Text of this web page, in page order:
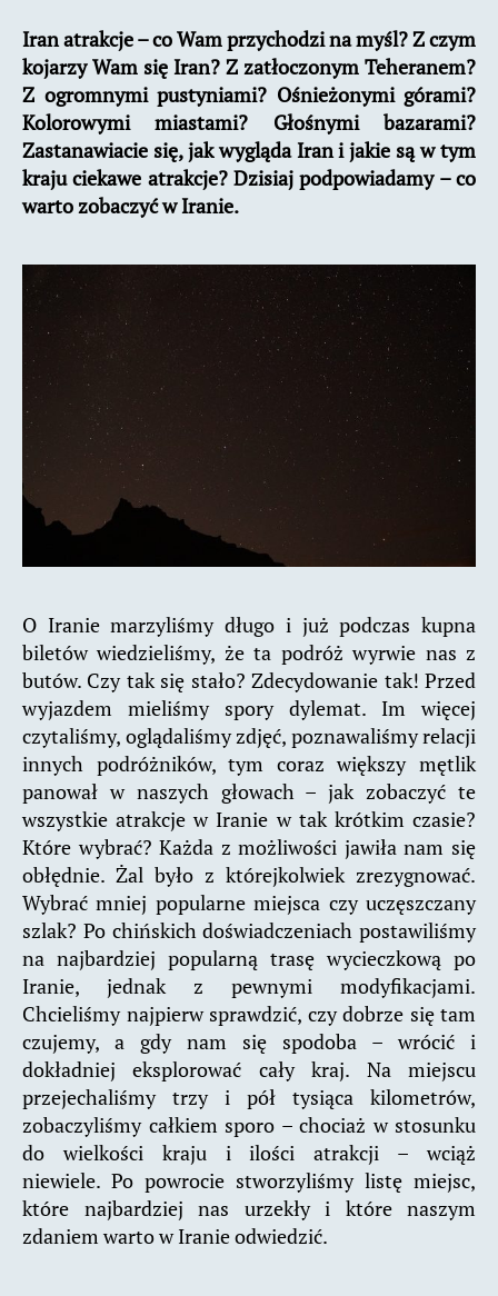
–
co
warto
zobaczyć
Iranie?
Iran atrakcje – co Wam przychodzi na myśl? Z czym
kojarzy Wam się Iran? Z zatłoczonym Teheranem?
Z ogromnymi pustyniami? Ośnieżonymi górami?
Kolorowymi miastami? Głośnymi bazarami?
Zastanawiacie się, jak wygląda Iran i jakie są w tym
kraju ciekawe atrakcje? Dzisiaj podpowiadamy – co
warto zobaczyć w Iranie.
O Iranie marzyliśmy długo i już podczas kupna
biletów wiedzieliśmy, że ta podróż wyrwie nas z
butów. Czy tak się stało? Zdecydowanie tak! Przed
wyjazdem mieliśmy spory dylemat. Im więcej
czytaliśmy, oglądaliśmy zdjęć, poznawaliśmy relacji
innych podróżników, tym coraz większy mętlik
panował w naszych głowach – jak zobaczyć te
wszystkie atrakcje w Iranie w tak krótkim czasie?
Które wybrać? Każda z możliwości jawiła nam się
obłędnie. Żal było z którejkolwiek zrezygnować.
Wybrać mniej popularne miejsca czy uczęszczany
szlak? Po chińskich doświadczeniach postawiliśmy
na najbardziej popularną trasę wycieczkową po
Iranie, jednak z pewnymi modyfikacjami.
Chcieliśmy najpierw sprawdzić, czy dobrze się tam
czujemy, a gdy nam się spodoba – wrócić i
dokładniej eksplorować cały kraj. Na miejscu
przejechaliśmy trzy i pół tysiąca kilometrów,
zobaczyliśmy całkiem sporo – chociaż w stosunku
do wielkości kraju i ilości atrakcji – wciąż
niewiele. Po powrocie stworzyliśmy listę miejsc,
które najbardziej nas urzekły i które naszym
zdaniem warto w Iranie odwiedzić.